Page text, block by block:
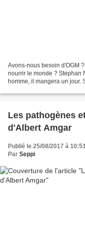
Avons-nous besoin d'OGM
nourrir le monde ? Stephan
homme, il mangera un jour.
Les pathogènes
d'Albert Amgar
Publié le 25/08/2017 à 10:51
Par Seppi